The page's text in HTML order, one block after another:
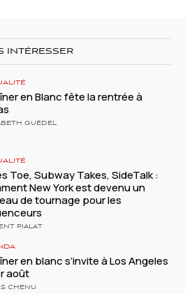
INTÉRESSER
en Blanc fête la rentrée à
GUÉDEL
Toe, Subway Takes, SideTalk :
New York est devenu un
de tournage pour les
PIALAT
en blanc s’invite à Los Angeles
août
CHENU